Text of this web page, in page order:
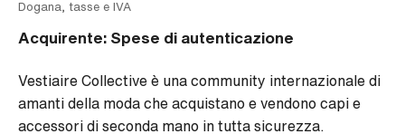
Dogana, tasse e IVA
Acquirente: Spese di autenticazione
Vestiaire Collective è una community internazionale di
amanti della moda che acquistano e vendono capi e
accessori di seconda mano in tutta sicurezza.